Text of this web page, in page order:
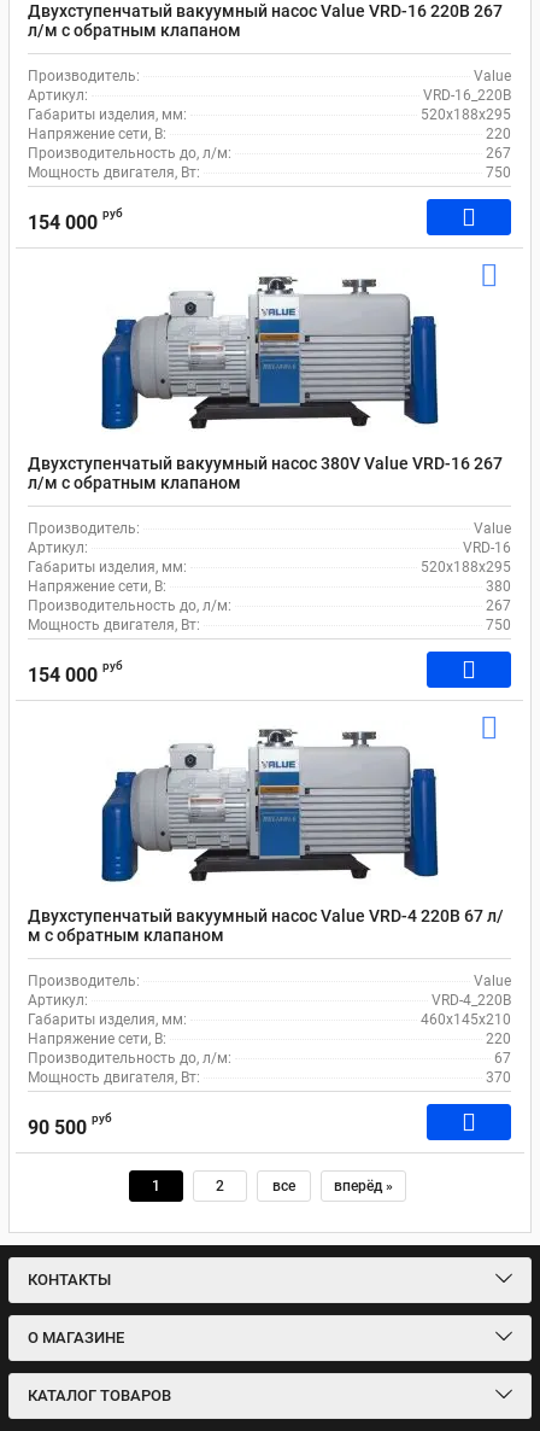
Двухступенчатый вакуумный насос Value VRD-16 220В 267
л/м c обратным клапаном
Производитель:
Value
Артикул:
VRD-16_220В
Габариты изделия, мм:
520х188х295
Напряжение сети, В:
220
Производительность до, л/м:
267
Мощность двигателя, Вт:
750
154 000 руб
Двухступенчатый вакуумный насос 380V Value VRD-16 267
л/м c обратным клапаном
Производитель:
Value
Артикул:
VRD-16
Габариты изделия, мм:
520х188х295
Напряжение сети, В:
380
Производительность до, л/м:
267
Мощность двигателя, Вт:
750
154 000 руб
Двухступенчатый вакуумный насос Value VRD-4 220В 67 л/
м c обратным клапаном
Производитель:
Value
Артикул:
VRD-4_220В
Габариты изделия, мм:
460х145х210
Напряжение сети, В:
220
Производительность до, л/м:
67
Мощность двигателя, Вт:
370
90 500 руб
1 2 все вперёд »
КОНТАКТЫ
О МАГАЗИНЕ
КАТАЛОГ ТОВАРОВ